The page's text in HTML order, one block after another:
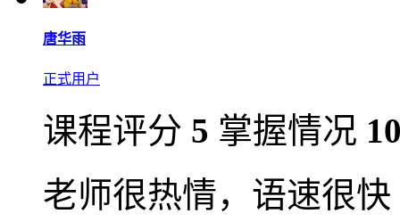
唐华雨
正式用户
课程评分 5 掌握情况
老师很热情，语速很快